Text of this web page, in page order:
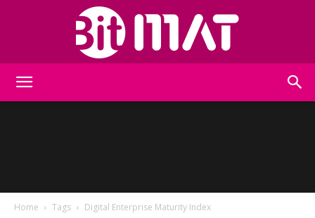
Home Tags Digital Enterprise Maturity Index